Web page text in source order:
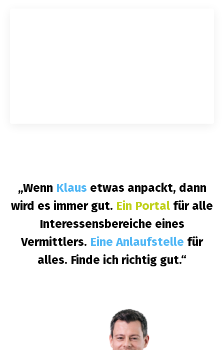
„Wenn Klaus etwas anpackt, dann
wird es immer gut. Ein Portal für alle
Interessensbereiche eines
Vermittlers. Eine Anlaufstelle für
alles. Finde ich richtig gut.“